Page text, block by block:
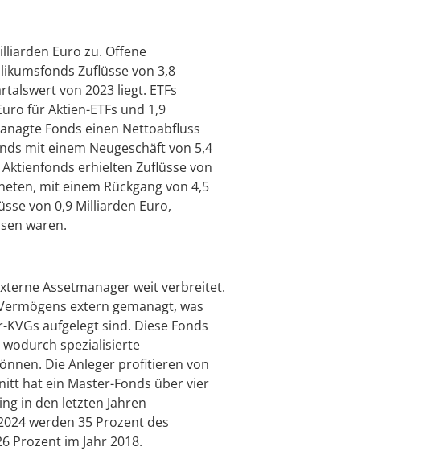
Euro zu. Offene
Zuflüsse von 3,8
von 2023 liegt. ETFs
für Aktien-ETFs und 1,9
Fonds einen Nettoabfluss
mit einem Neugeschäft von 5,4
erhielten Zuflüsse von
mit einem Rückgang von 4,5
von 0,9 Milliarden Euro,
waren.
Assetmanager weit verbreitet.
extern gemanagt, was
aufgelegt sind. Diese Fonds
spezialisierte
Die Anleger profitieren von
hat ein Master-Fonds über vier
in den letzten Jahren
werden 35 Prozent des
Prozent im Jahr 2018.